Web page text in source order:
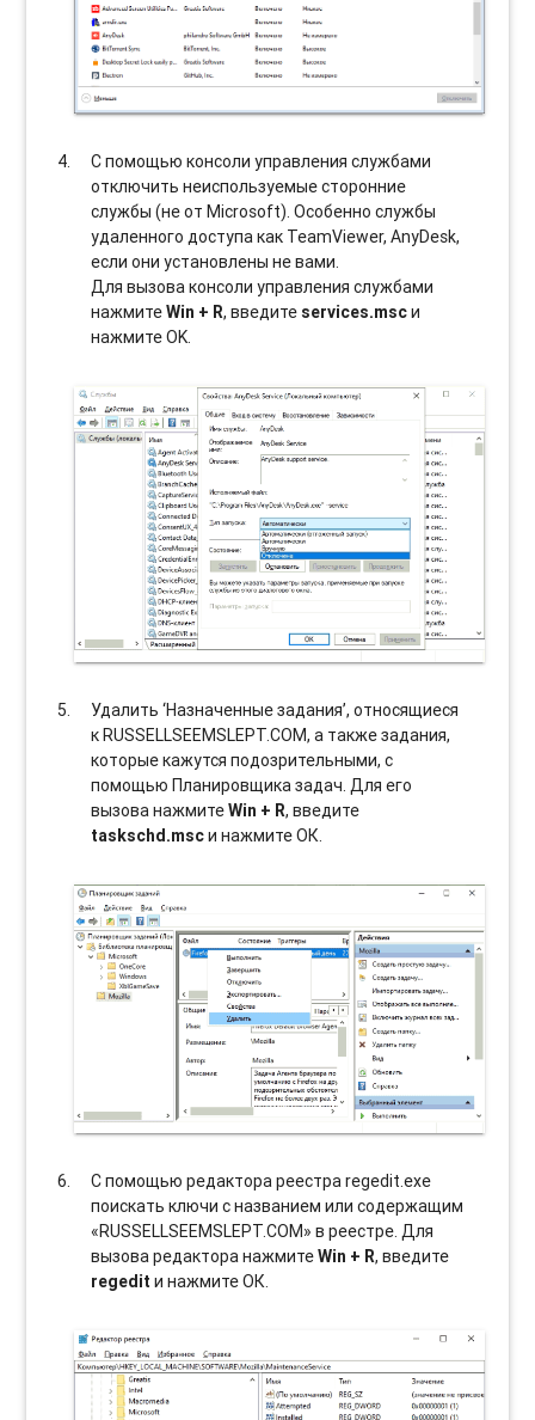
С помощью консоли управления службами
отключить неиспользуемые сторонние
службы (не от Microsoft). Особенно службы
удаленного доступа как TeamViewer, AnyDesk,
если они установлены не вами.
Для вызова консоли управления службами
нажмитеWin + R, введите services.mscи
нажмите OK.
Удалить ‘Назначенные задания’, относящиеся
к RUSSELLSEEMSLEPT.COM, а также задания,
которые кажутся подозрительными, с
помощью Планировщика задач. Для его
вызова нажмитеWin + R, введите
taskschd.mscи нажмите ОК.
С помощью редактора реестра regedit.exe
поискать ключи с названием или содержащим
«RUSSELLSEEMSLEPT.COM» в реестре. Для
вызова редактора нажмитеWin + R, введите
regedit и нажмите ОК.